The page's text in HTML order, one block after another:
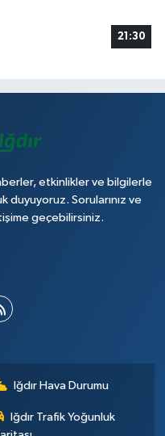
21:30
etkinlikler ve bilgilerle
Sorularınız ve
geçebilirsiniz.
Iğdır Hava Durumu
Iğdır Trafik Yoğunluk